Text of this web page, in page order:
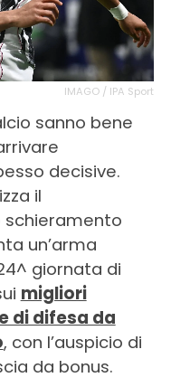
IMAGO / IPA Sport
sanno bene
decisive.
il
un’arma
giornata di
migliori
di difesa da
, con l’auspicio di
da bonus.